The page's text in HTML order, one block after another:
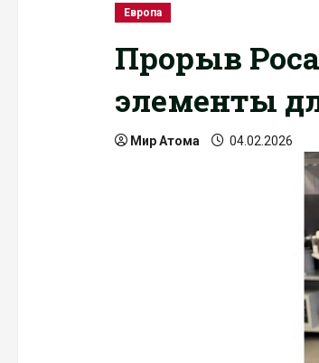
Европа
Прорыв
элементы
Мир Атома 04.02.2026